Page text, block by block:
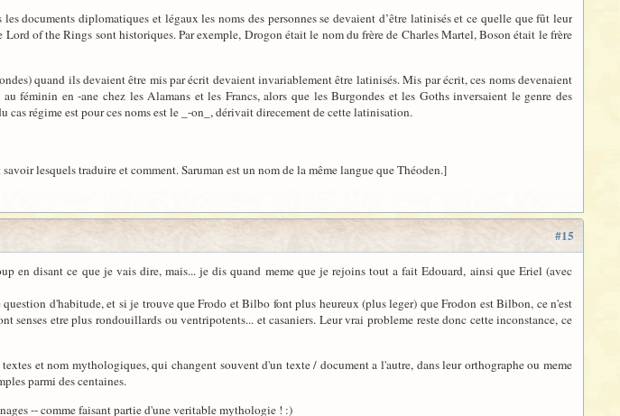
documents diplomatiques et légaux les noms des personnes se devaient d’être latinisés et ce quelle que fût leur
of the Rings sont historiques. Par exemple, Drogon était le nom du frère de Charles Martel, Boson était le frère
quand ils devaient être mis par écrit devaient invariablement être latinisés. Mis par écrit, ces noms devenaient
féminin en -ane chez les Alamans et les Francs, alors que les Burgondes et les Goths inversaient le genre des
cas régime est pour ces noms est le _-on_, dérivait direcement de cette latinisation.
lesquels traduire et comment. Saruman est un nom de la même langue que Théoden.]
#15
en disant ce que je vais dire, mais... je dis quand meme que je rejoins tout a fait Edouard, ainsi que Eriel (avec
d'habitude, et si je trouve que Frodo et Bilbo font plus heureux (plus leger) que Frodon est Bilbon, ce n'est
etre plus rondouillards ou ventripotents... et casaniers. Leur vrai probleme reste donc cette inconstance, ce
et nom mythologiques, qui changent souvent d'un texte / document a l'autre, dans leur orthographe ou meme
parmi des centaines.
-- comme faisant partie d'une veritable mythologie ! :)